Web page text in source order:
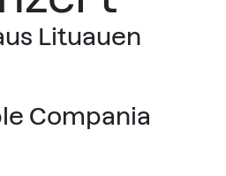
Lituauen
Compania